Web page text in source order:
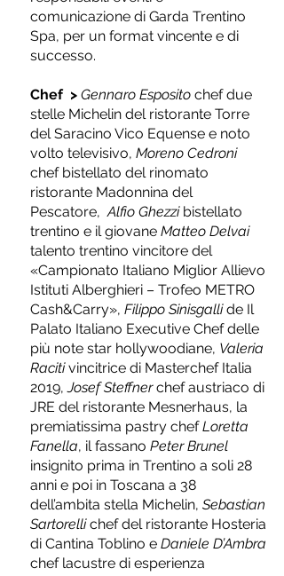
comunicazione di Garda Trentino
Spa, per un format vincente e di
successo.
Chef > Gennaro Esposito chef due
stelle Michelin del ristorante Torre
del Saracino Vico Equense e noto
volto televisivo, Moreno Cedroni
chef bistellato del rinomato
ristorante Madonnina del
Pescatore,Alfio Ghezzi bistellato
trentino e il giovane Matteo Delvai
talento trentino vincitore del
«Campionato Italiano Miglior Allievo
Istituti Alberghieri – Trofeo METRO
Cash&Carry», Filippo Sinisgallide Il
Palato Italiano Executive Chef delle
più note star hollywoodiane, Valeria
Racitivincitrice di Masterchef Italia
2019,Josef Steffnerchef austriaco di
JRE del ristorante Mesnerhaus, la
premiatissima pastry chefLoretta
Fanella, il fassano Peter Brunel
insignito prima in Trentino a soli 28
anni e poi in Toscana a 38
dell’ambita stella Michelin, Sebastian
Sartorellichef del ristorante Hosteria
di Cantina Toblino e Daniele D’Ambra
chef lacustre di esperienza